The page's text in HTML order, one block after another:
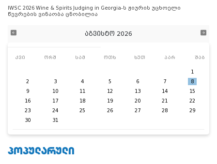
IWSC 2026 Wine & Spirits Judging in Georgia-ს ჟიურის უცხოელი
წევრების ვინაობა ცნობილია
აგვისტო 2026
კვი ორშ სამ ოთხ ხუთ პარ შაბ
1
2
3 4 5 6 7
8
9
10 11 12 13 14
15
16
17 18 19 20 21
22
23
24 25 26 27 28
29
30
31
ᲞᲝᲞᲣᲚᲐᲠᲣᲚᲘ